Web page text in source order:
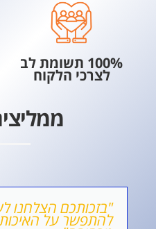
100% תשומת לב
לצרכי הלקוח
"בזכותכם הצלחנו
להתפשר על